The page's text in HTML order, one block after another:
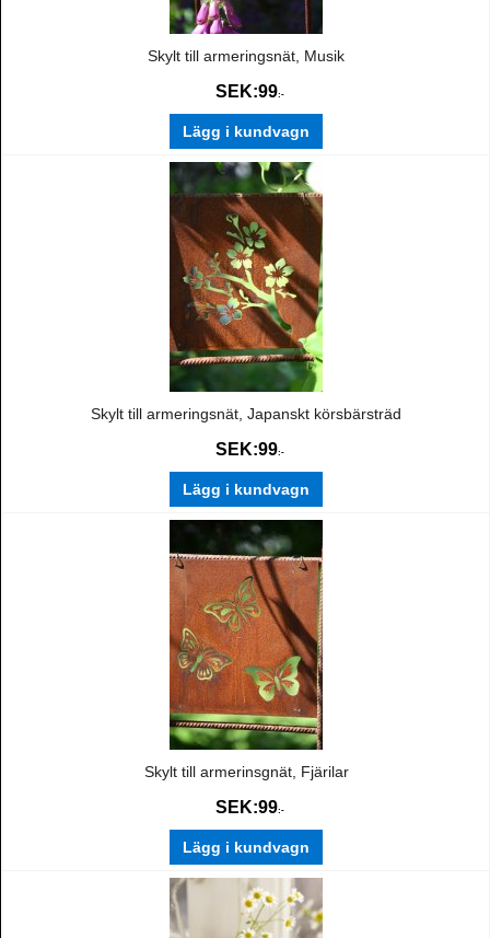
Skylt till armeringsnät, Musik
SEK:99:-
Lägg i kundvagn
Skylt till armeringsnät, Japanskt körsbärsträd
SEK:99:-
Lägg i kundvagn
Skylt till armerinsgnät, Fjärilar
SEK:99:-
Lägg i kundvagn